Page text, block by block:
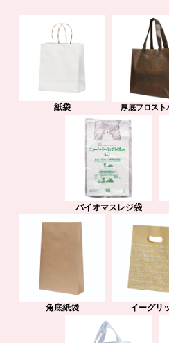
紙袋 厚底フロスト
バイオマスレジ袋
角底紙袋 イーグリ